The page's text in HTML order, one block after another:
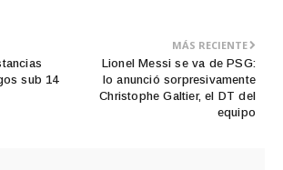
MÁS RECIENTE
Lionel Messi se va de PSG:
lo anunció sorpresivamente
Christophe Galtier, el DT del
equipo
sub 14